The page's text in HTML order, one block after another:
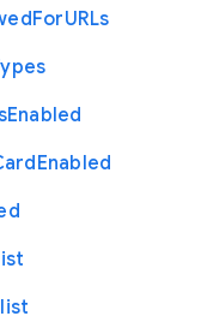
ForURLs
Enabled
Enabled